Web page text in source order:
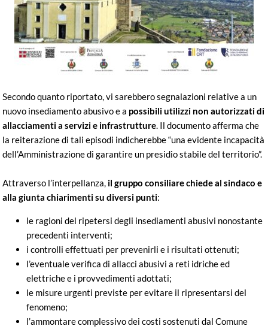
Secondo quanto riportato, vi sarebbero segnalazioni relative a un
nuovo insediamento abusivo e a possibili utilizzi non autorizzati di
allacciamenti a servizi e infrastrutture. Il documento afferma che
la reiterazione di tali episodi indicherebbe “una evidente incapacità
dell’Amministrazione di garantire un presidio stabile del territorio”.
Attraverso l’interpellanza, il gruppo consiliare chiede al sindaco e
alla giunta chiarimenti su diversi punti:
le ragioni del ripetersi degli insediamenti abusivi nonostante
precedenti interventi;
i controlli effettuati per prevenirli e i risultati ottenuti;
l’eventuale verifica di allacci abusivi a reti idriche ed
elettriche e i provvedimenti adottati;
le misure urgenti previste per evitare il ripresentarsi del
fenomeno;
l’ammontare complessivo dei costi sostenuti dal Comune